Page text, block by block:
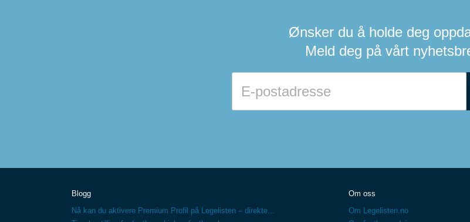
Ønsker du å holde deg
Meld deg på vårt
Blogg
Nå kan du aktivere Premium Profil på Legelisten – direkte...
Om oss
Om Legelisten.no